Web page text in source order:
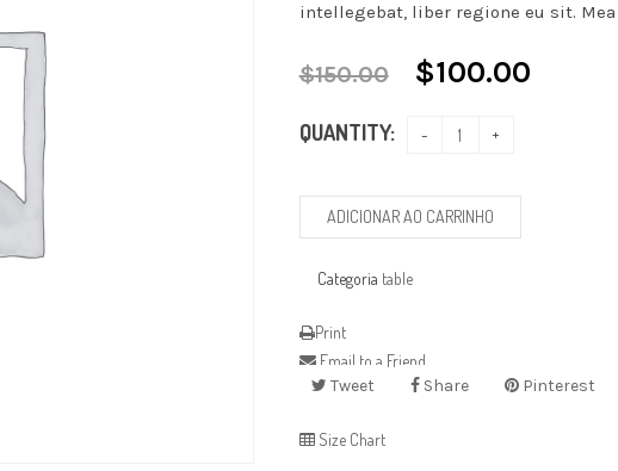
intellegebat, liber regione eu sit.
$150.00 $100.00
QUANTITY:
ADICIONAR AO CARRINHO
Categoria table
Print
Email to a Friend
Tweet
Share Pinterest
Size Chart